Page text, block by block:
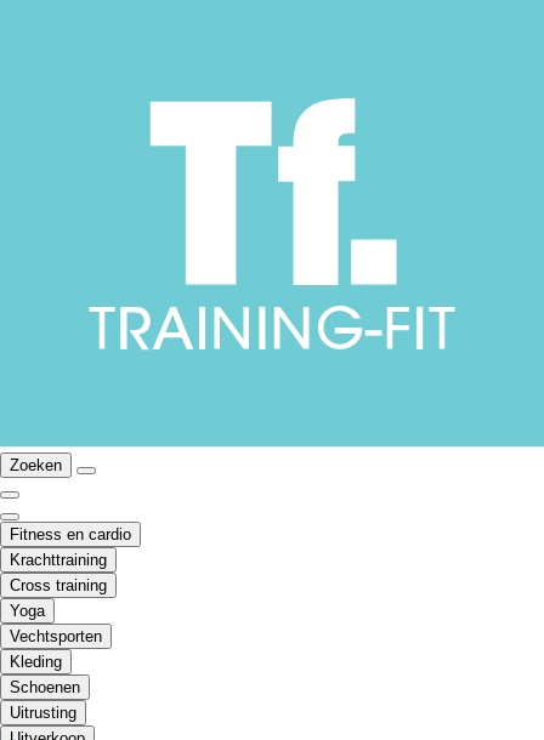
Zoeken
Fitness en cardio
Krachttraining
Cross training
Yoga
Vechtsporten
Kleding
Schoenen
Uitrusting